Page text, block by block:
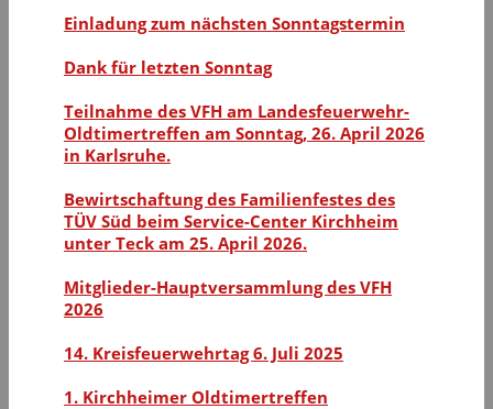
Einladung zum nächsten Sonntagstermin
Dank für letzten Sonntag
Teilnahme des VFH am Landesfeuerwehr-
Oldtimertreffen am Sonntag, 26. April 2026
in Karlsruhe.
Bewirtschaftung des Familienfestes des
TÜV Süd beim Service-Center Kirchheim
unter Teck am 25. April 2026.
Mitglieder-Hauptversammlung des VFH
2026
14. Kreisfeuerwehrtag 6. Juli 2025
1. Kirchheimer Oldtimertreffen